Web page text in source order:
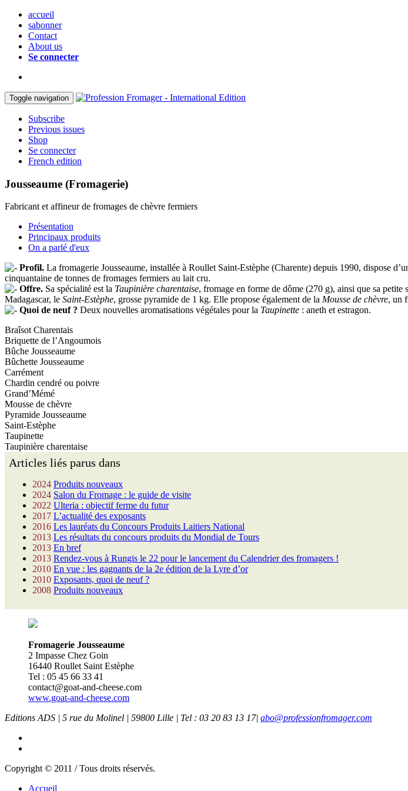
accueil
sabonner
Contact
About us
Se connecter
Toggle navigation
Subscribe
Previous issues
Shop
Se connecter
French edition
Jousseaume (Fromagerie)
Fabricant et affineur de fromages de chèvre fermiers
Présentation
Principaux produits
On a parlé d'eux
Profil. La fromagerie Jousseaume, installée à Roullet Saint-Estèphe (Charente) depuis 1990, dispose
cinquantaine de tonnes de fromages fermiers au lait cru.
Offre. Sa spécialité est la Taupinière charentaise, fromage en forme de dôme (270 g), ainsi que sa petite
Madagascar, le Saint-Estèphe, grosse pyramide de 1 kg. Elle propose également de la Mousse de chèvre, un
Quoi de neuf ? Deux nouvelles aromatisations végétales pour la Taupinette : aneth et estragon.
Braîsot Charentais
Briquette de l’Angoumois
Bûche Jousseaume
Bûchette Jousseaume
Carrément
Chardin cendré ou poivre
Grand’Mémé
Mousse de chèvre
Pyramide Jousseaume
Saint-Estèphe
Taupinette
Taupinière charentaise
Articles liés parus dans
2024 Produits nouveaux
2024 Salon du Fromage : le guide de visite
2022 Ulteria : objectif ferme du futur
2017 L’actualité des exposants
2016 Les lauréats du Concours Produits Laitiers National
2013 Les résultats du concours produits du Mondial de Tours
2013 En bref
2013 Rendez-vous à Rungis le 22 pour le lancement du Calendrier des fromagers !
2010 En vue : les gagnants de la 2e édition de la Lyre d’or
2010 Exposants, quoi de neuf ?
2008 Produits nouveaux
Fromagerie Jousseaume
2 Impasse Chez Goin
16440 Roullet Saint Estèphe
Tel : 05 45 66 33 41
contact@goat-and-cheese.com
www.goat-and-cheese.com
Editions ADS | 5 rue du Molinel | 59800 Lille | Tel : 03 20 83 13 17| abo@professionfromager.com
Copyright © 2011 / Tous droits réservés.
Accueil